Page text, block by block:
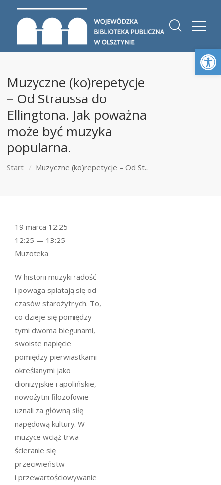
Muzyczne (ko)repetycje
– Od Straussa do
Ellingtona. Jak poważna
może być muzyka
popularna.
Start Muzyczne (ko)repetycje – Od St...
W historii muzyki radość
i powaga splatają się od
czasów starożytnych. To,
co dzieje się pomiędzy
tymi dwoma biegunami,
swoiste napięcie
pomiędzy pierwiastkami
określanymi jako
dionizyjskie i apollińskie,
nowożytni filozofowie
uznali za główną siłę
napędową kultury. W
muzyce wciąż trwa
ścieranie się
przeciwieństw
i przewartościowywanie
19 marca 12:25
12:25 — 13:25
Muzoteka